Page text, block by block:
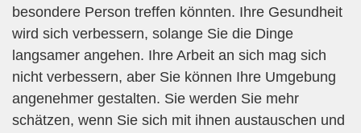
besondere Person treffen könnten. Ihre Gesundheit
wird sich verbessern, solange Sie die Dinge
langsamer angehen. Ihre Arbeit an sich mag sich
nicht verbessern, aber Sie können Ihre Umgebung
angenehmer gestalten. Sie werden Sie mehr
schätzen, wenn Sie sich mit ihnen austauschen und